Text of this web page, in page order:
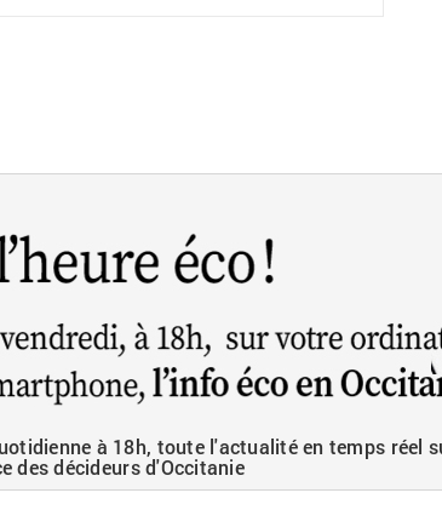
à 18h, toute l'actualité en temps réel
des décideurs d'Occitanie